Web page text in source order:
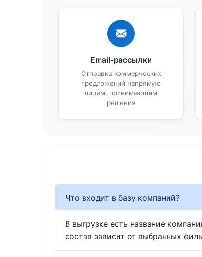
Email-рассылки
Отправка коммерческих
предложений напрямую
лицам, принимающим
решения
Что входит в базу компаний?
В выгрузке есть название
состав зависит от выбранных